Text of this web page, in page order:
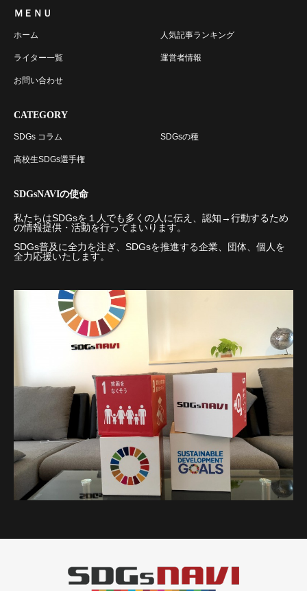
ＭＥＮＵ
ホーム 人気記事ランキング
ライター一覧 運営者情報
お問い合わせ
CATEGORY
SDGs コラム SDGsの種
高校生SDGs選手権
SDGsNAVIの使命
私たちはSDGsを１人でも多くの人に伝え、認知→行動するため
の情報提供・活動を行ってまいります。
SDGs普及に全力を注ぎ、SDGsを推進する企業、団体、個人を
全力応援いたします。